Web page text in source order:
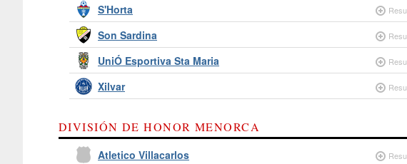
S'Horta
Son Sardina
UniÓ Esportiva Sta Maria
Xilvar
DIVISIÓN DE HONOR MENORCA
Atletico Villacarlos